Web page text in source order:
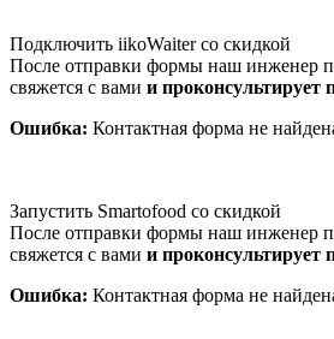
Подключить iikoWaiter со скидкой
После отправки формы наш инженер
свяжется с вами и проконсультирует
Ошибка: Контактная форма не
Запустить Smartofood со скидкой
После отправки формы наш инженер
свяжется с вами и проконсультирует
Ошибка: Контактная форма не